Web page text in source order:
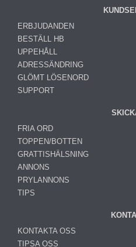
ERBJUDANDEN
BESTÄLL HB
UPPEHÅLL
ADRESSÄNDRING
GLÖMT LÖSENORD
SUPPORT
FRIA ORD
TOPPEN/BOTTEN
GRATTISHÄLSNING
ANNONS
PRYLANNONS
TIPS
KONTAKTA OSS
TIPSA OSS